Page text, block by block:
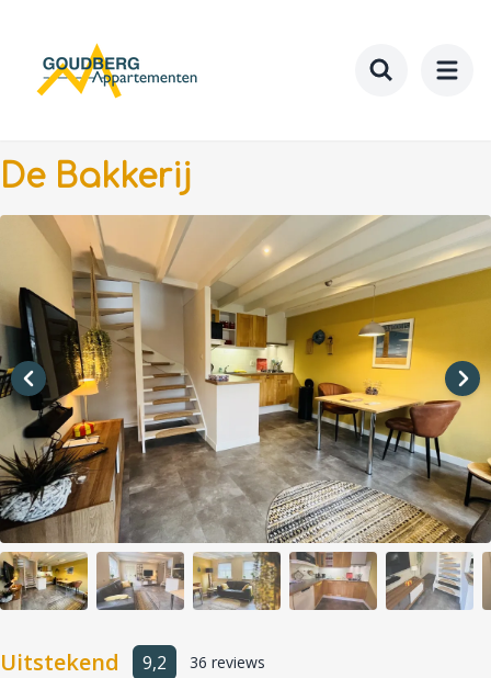
hoofdinhoud
De Bakkerij
Uitstekend 9,2 36 reviews